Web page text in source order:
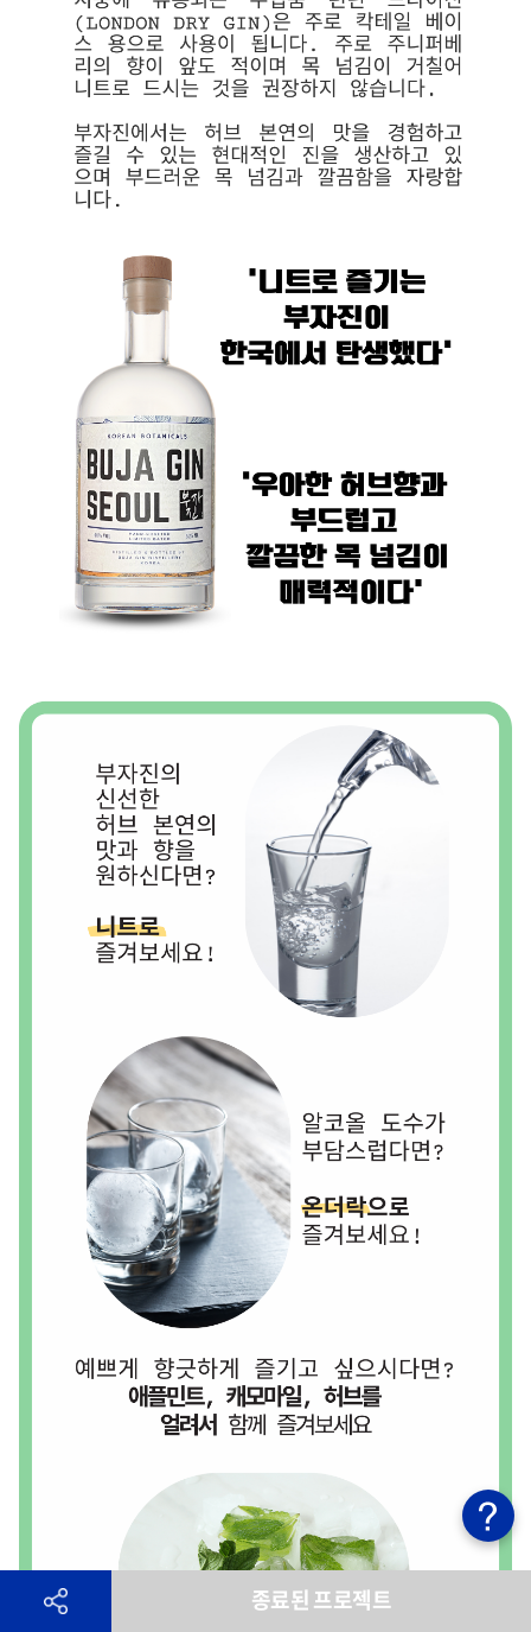
종료된 프로젝트